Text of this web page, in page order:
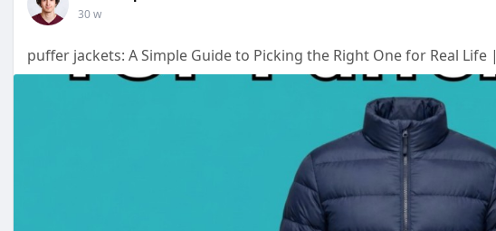
30 w
puffer jackets: A Simple Guide to Picking the Right One for Real Life |